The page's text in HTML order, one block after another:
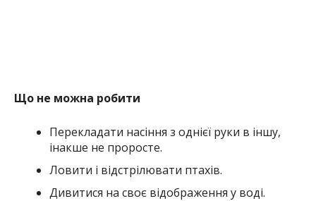
Що не можна робити
Перекладати насіння з однієї руки в іншу,
інакше не проросте.
Ловити і відстрілювати птахів.
Дивитися на своє відображення у воді.